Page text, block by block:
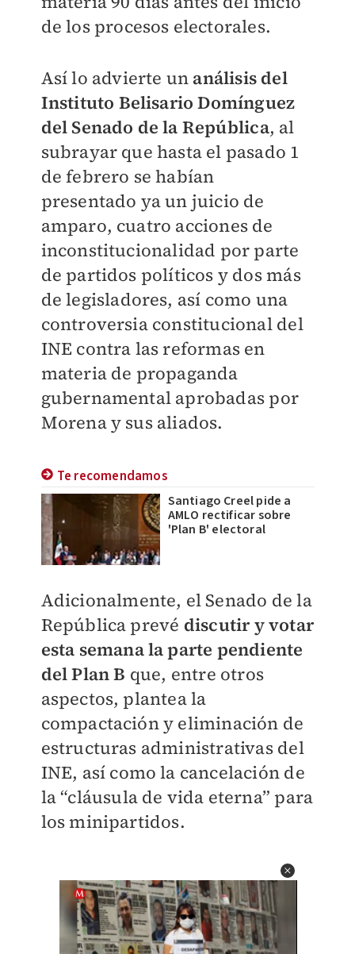
de los procesos electorales.
Así lo advierte un análisis del
Instituto Belisario Domínguez
del Senado de la República, al
subrayar que hasta el pasado 1
de febrero se habían
presentado ya un juicio de
amparo, cuatro acciones de
inconstitucionalidad por parte
de partidos políticos y dos más
de legisladores, así como una
controversia constitucional del
INE contra las reformas en
materia de propaganda
gubernamental aprobadas por
Morena y sus aliados.
Te recomendamos
Santiago Creel pide a
AMLO rectificar sobre
'Plan B' electoral
Adicionalmente, el Senado de la
República prevé discutir y votar
esta semana la parte pendiente
del Plan B que, entre otros
aspectos, plantea la
compactación y eliminación de
estructuras administrativas del
INE, así como la cancelación de
la “cláusula de vida eterna” para
los minipartidos.